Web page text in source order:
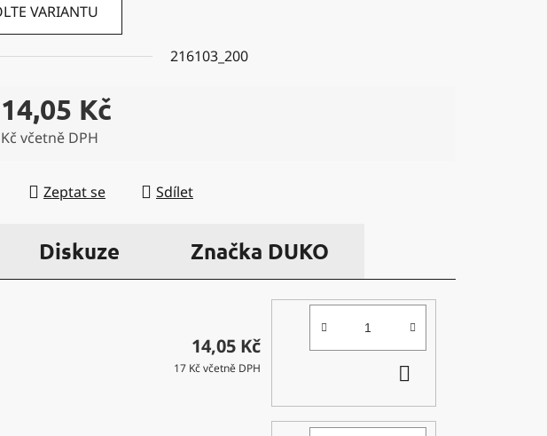
VARIANTU
216103_200
14,05 Kč
včetně DPH
Zeptat se Sdílet
Diskuze Značka DUKO
14,05 Kč
17 Kč včetně DPH
KOŠÍKU